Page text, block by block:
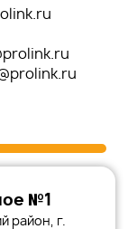
№1
район, г.